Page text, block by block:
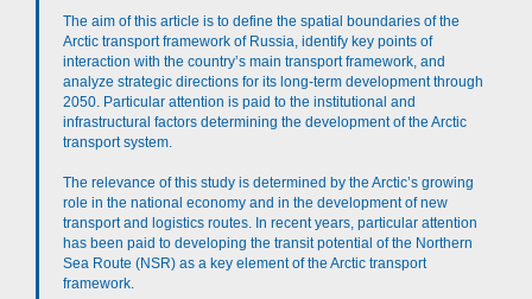
The aim of this article is to define the spatial boundaries of the
Arctic transport framework of Russia, identify key points of
interaction with the country’s main transport framework, and
analyze strategic directions for its long-term development through
2050. Particular attention is paid to the institutional and
infrastructural factors determining the development of the Arctic
transport system.
The relevance of this study is determined by the Arctic’s growing
role in the national economy and in the development of new
transport and logistics routes. In recent years, particular attention
has been paid to developing the transit potential of the Northern
Sea Route (NSR) as a key element of the Arctic transport
framework.